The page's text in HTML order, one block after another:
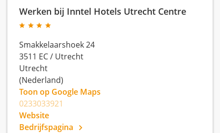
Werken bij Inntel Hotels Utrecht Centre
Smakkelaarshoek 24
3511 EC/ Utrecht
Utrecht
(Nederland)
Toon op Google Maps
0233033921
Website
Bedrijfspagina